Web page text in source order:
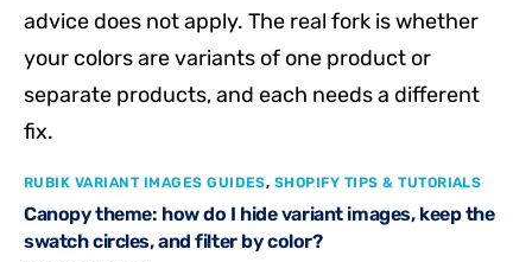
advice does not apply. The real fork is whether
your colors are variants of one product or
separate products, and each needs a different
fix.
RUBIK VARIANT IMAGES GUIDES, SHOPIFY TIPS & TUTORIALS
Canopy theme: how do I hide variant images, keep the
swatch circles, and filter by color?